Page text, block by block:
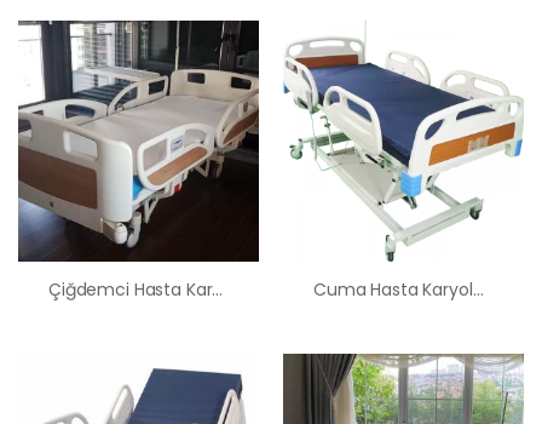
Çiğdemci Hasta Karyolası Satış Kiralama Fiyatı Cuma Hasta Karyolası Satış Kiralama Fiyatı